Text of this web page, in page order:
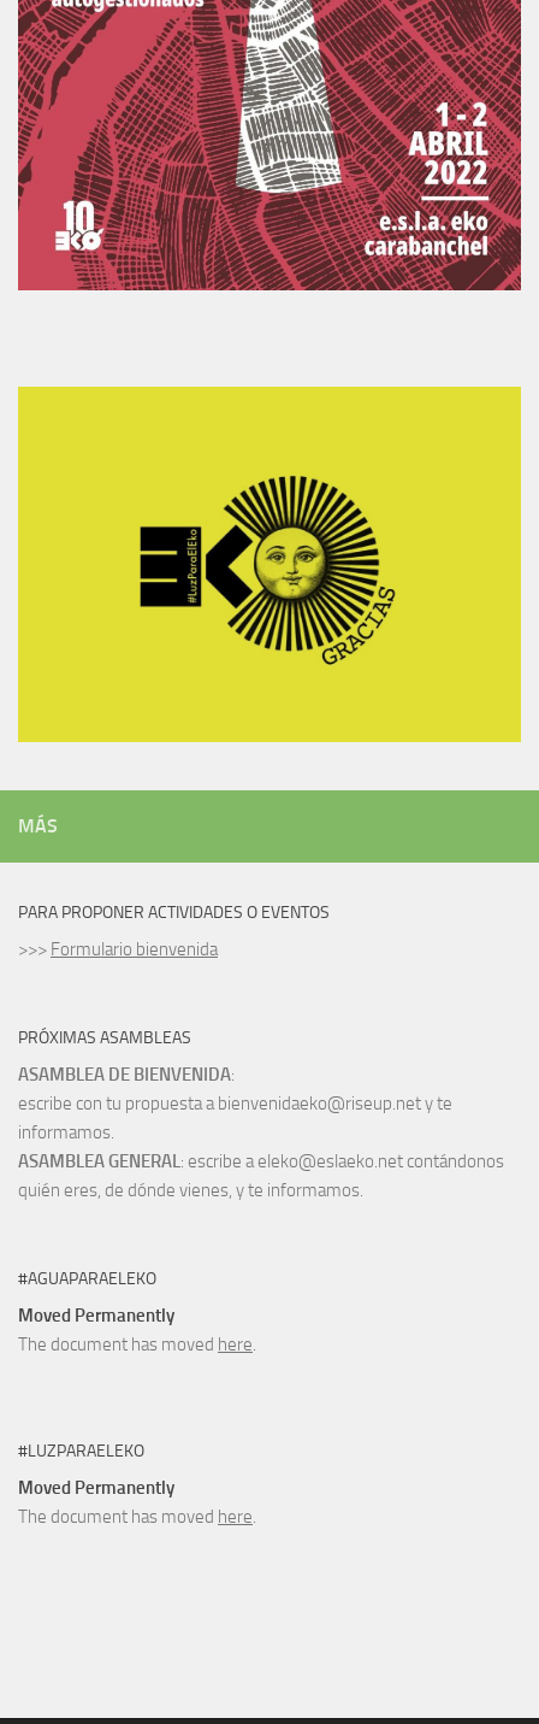
MÁS
PARA PROPONER ACTIVIDADES O EVENTOS
>>> Formulario bienvenida
PRÓXIMAS ASAMBLEAS
ASAMBLEA DE BIENVENIDA:
escribe con tu propuesta a bienvenidaeko@riseup.net y te
informamos.
ASAMBLEA GENERAL: escribe a eleko@eslaeko.net contándonos
quién eres, de dónde vienes, y te informamos.
#AGUAPARAELEKO
Moved Permanently
The document has moved here.
#LUZPARAELEKO
Moved Permanently
The document has moved here.